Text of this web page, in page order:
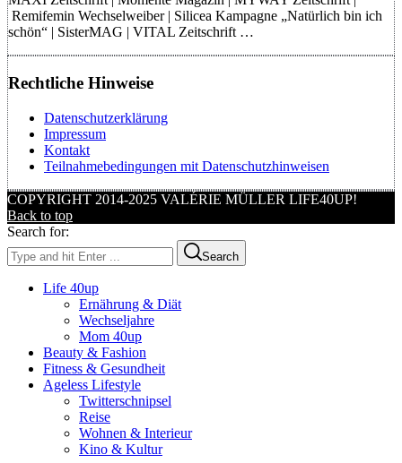
Remifemin Wechselweiber | Silicea Kampagne „Natürlich bin ich
schön“ | SisterMAG | VITAL Zeitschrift …
Rechtliche Hinweise
Datenschutzerklärung
Impressum
Kontakt
Teilnahmebedingungen mit Datenschutzhinweisen
COPYRIGHT 2014-2025 VALÉRIE MÜLLER LIFE40UP!
Back to top
Search for:
Search
Life 40up
Ernährung & Diät
Wechseljahre
Mom 40up
Beauty & Fashion
Fitness & Gesundheit
Ageless Lifestyle
Twitterschnipsel
Reise
Wohnen & Interieur
Kino & Kultur